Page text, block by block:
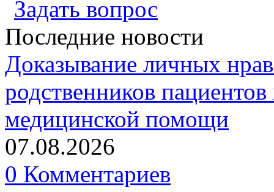
Задать вопрос
Последние новости
Доказывание личных
родственников
медицинской помощи
07.08.2026
0 Комментариев